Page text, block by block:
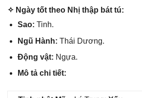
✧ Ngày tốt theo Nhị thập bát tú:
Sao: Tinh.
Ngũ Hành: Thái Dương.
Độnɡ vật: Ngựa.
Mô tả chi tiết: